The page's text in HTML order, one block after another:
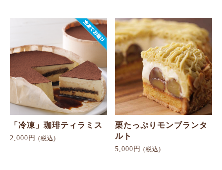
「冷凍」珈琲ティラミス
2,000円 (税込)
栗たっぷりモンブランタ
ルト
5,000円 (税込)